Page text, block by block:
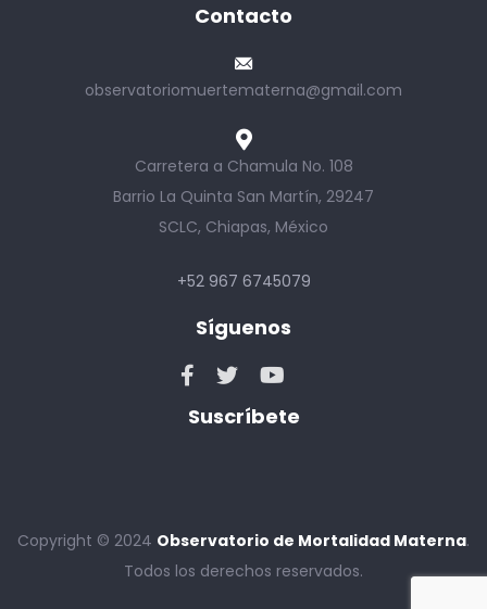
Contacto
observatoriomuertematerna@gmail.com
Carretera a Chamula No. 108
Barrio La Quinta San Martín, 29247
SCLC, Chiapas, México
+52 967 6745079
Síguenos
Suscríbete
Copyright © 2024 Observatorio de Mortalidad Materna.
Todos los derechos reservados.